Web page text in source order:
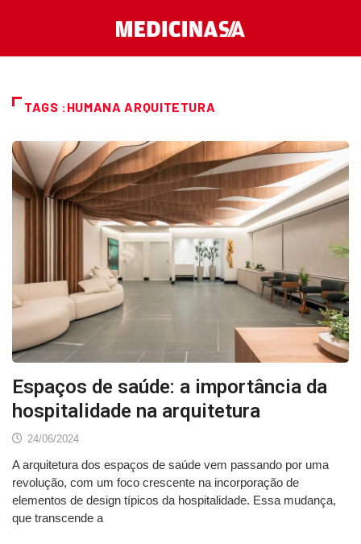
TAGS :HUMANA ARQUITETURA
Espaços de saúde: a importância da
hospitalidade na arquitetura
24/06/2024
A arquitetura dos espaços de saúde vem passando por uma
revolução, com um foco crescente na incorporação de
elementos de design típicos da hospitalidade. Essa mudança,
que transcende a